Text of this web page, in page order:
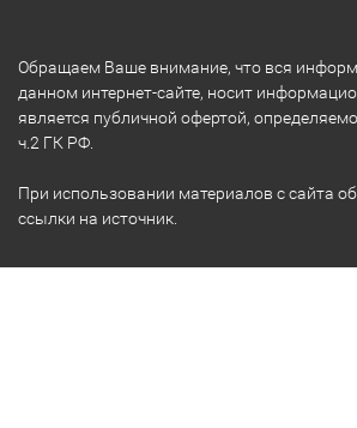
Обращаем Ваше внимание, что вся
данном интернет-сайте, носит
является публичной офертой,
ч.2 ГК РФ.
При использовании материалов с сайта
ссылки на источник.